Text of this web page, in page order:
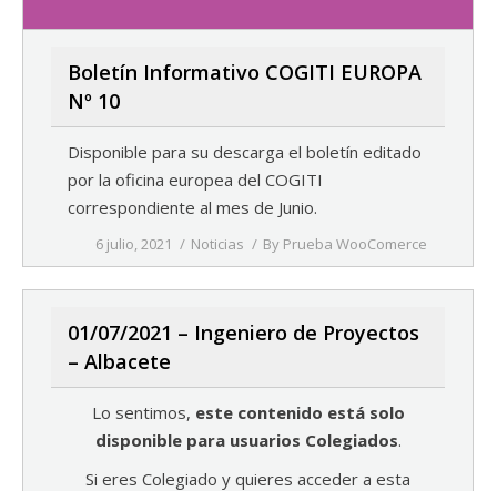
Boletín Informativo COGITI EUROPA
Nº 10
Disponible para su descarga el boletín editado
por la oficina europea del COGITI
correspondiente al mes de Junio.
6 julio, 2021 Noticias By Prueba WooComerce
01/07/2021 – Ingeniero de Proyectos
– Albacete
Lo sentimos, este contenido está solo
disponible para usuarios Colegiados.
Si eres Colegiado y quieres acceder a esta